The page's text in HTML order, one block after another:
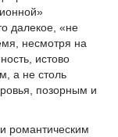
далекое, «не
несмотря на
истово
а не столь
позорным и
романтическим